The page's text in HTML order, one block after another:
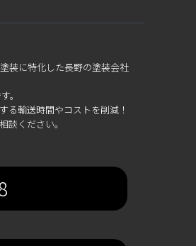
装に特化した長野の塗装会社
。
る輸送時間やコストを削減！
談ください。